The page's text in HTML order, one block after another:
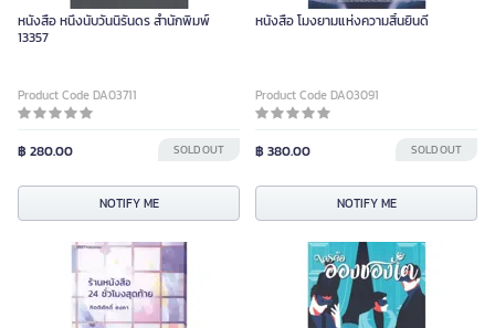
หนังสือ หนึ่งนับวันนิรันดร สำนักพิมพ์
13357
Product Code DA03711
฿ 280.00 SOLD OUT
NOTIFY ME
หนังสือ โมงยามแห่งความสิ้นยินดี
Product Code DA03091
฿ 380.00 SOLD OUT
NOTIFY ME